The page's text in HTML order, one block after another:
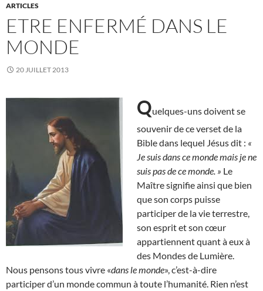
ARTICLES
ETRE ENFERMÉ DANS LE
MONDE
20 JUILLET 2013
Quelques-uns doivent se
souvenir de ce verset de la
Bible dans lequel Jésus dit : «
Je suis dans ce monde mais je ne
suis pas de ce monde. » Le
Maître signifie ainsi que bien
que son corps puisse
participer de la vie terrestre,
son esprit et son cœur
appartiennent quant à eux à
des Mondes de Lumière.
Nous pensons tous vivre «dans le monde», c’est-à-dire
participer d’un monde commun à toute l’humanité. Rien n’est